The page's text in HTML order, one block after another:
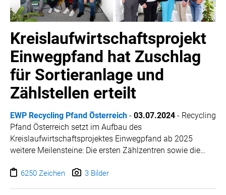
COCA COLA
PRESSEKONTAKT
Kreislaufwirtschaftsprojekt
Einwegpfand hat Zuschlag
für Sortieranlage und
Zählstellen erteilt
EWP Recycling Pfand Österreich - 03.07.2024 - Recycling
Pfand Österreich setzt im Aufbau des
Kreislaufwirtschaftsprojektes Einwegpfand ab 2025
weitere Meilensteine: Die ersten Zählzentren sowie die
die Gebinde aus der manuellen Sammlung fachgerecht
6250 Zeichen 3 Bilder